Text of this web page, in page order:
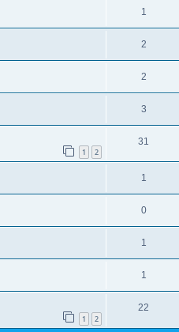
1
2
2
3
1 2
31
1
0
1
1
1 2
22